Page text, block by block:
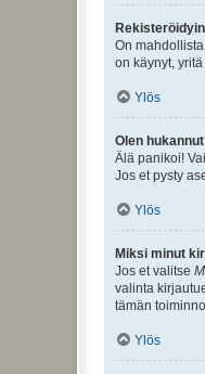
On
on käynyt,
Ylös
Olen
Älä panikoi!
Jos et pysty
Ylös
Miksi minut
Jos et valitse
valinta
tämän
Ylös